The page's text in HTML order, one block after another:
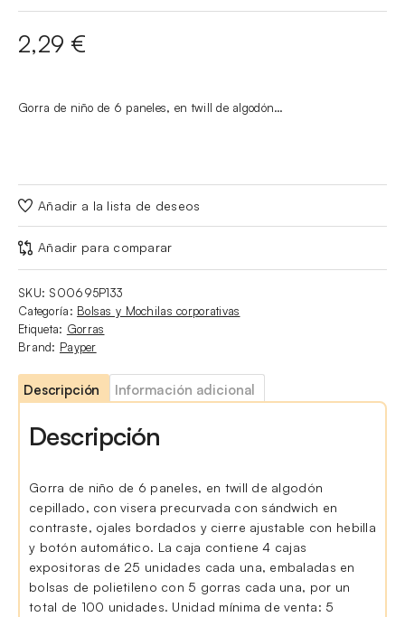
2,29 €
Gorra de niño de 6 paneles, en twill de algodón…
Añadir a la lista de deseos
Añadir para comparar
SKU: S00695P133
Categoría: Bolsas y Mochilas corporativas
Etiqueta: Gorras
Brand: Payper
Descripción Información adicional
Descripción
Gorra de niño de 6 paneles, en twill de algodón
cepillado, con visera precurvada con sándwich en
contraste, ojales bordados y cierre ajustable con hebilla
y botón automático. La caja contiene 4 cajas
expositoras de 25 unidades cada una, embaladas en
bolsas de polietileno con 5 gorras cada una, por un
total de 100 unidades. Unidad mínima de venta: 5